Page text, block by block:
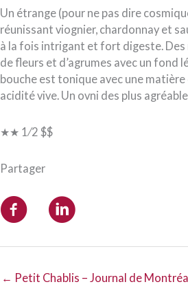
Un étrange (pour ne pas dire
réunissant viognier, chardonnay et
à la fois intrigant et fort digeste.
de fleurs et d’agrumes avec un fond
bouche est tonique avec une
acidité vive. Un ovni des plus
★★ 1⁄2 $$
Partager
← Petit Chablis – Journal de